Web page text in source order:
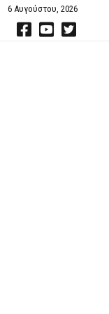
6 Αυγούστου, 2026